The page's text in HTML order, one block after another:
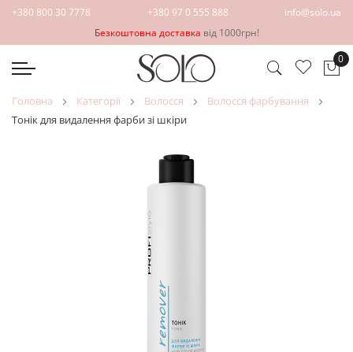
+380 800 30 7778 +380 97 0 555 888
info@solo.ua
Безкоштовна доставка від 1000грн!
0
головна категорії волосся
волосся фарбування
Тонік для видалення фарби зі шкіри